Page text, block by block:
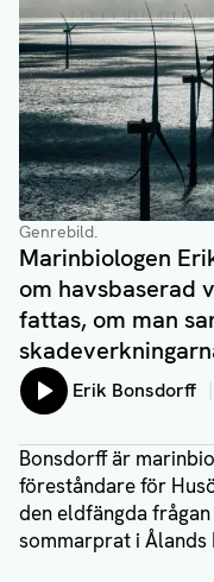
Genrebild.
Marinbiologen
om havsbaserad
fattas, om man
Lyssna på:
Erik Bonsdorff
Bonsdorff är
föreståndare för
den eldfängda
sommarprat i Ålands